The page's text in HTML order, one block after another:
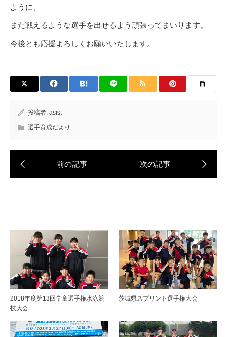
ように、
また戦えるような選手を出せるよう頑張ってまいります。
今後とも応援よろしくお願いいたします。
投稿者: asist
選手育成だより
2018年度第13回学童選手権水泳競
技大会
茨城県スプリント選手権大会